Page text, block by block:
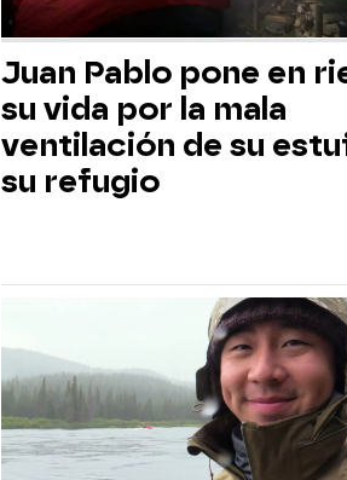
Juan Pablo pone en
su vida por la mala
ventilación de su
su refugio